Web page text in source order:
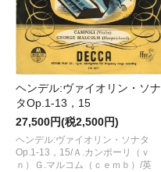
ヘンデル:ヴァイオリン・ソナ
タOp.1-13，15
27,500円(税2,500円)
ヘンデル:ヴァイオリン・ソナタ
Op.1-13，15/Ａ.カンポーリ（ｖ
ｎ）Ｇ.マルコム（ｃｅｍｂ）/英